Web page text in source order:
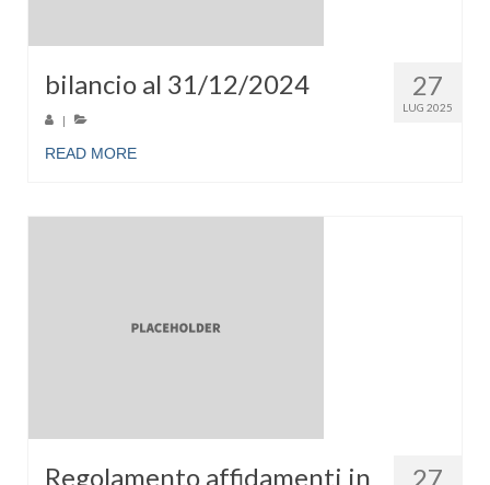
27
LUG 2025
bilancio al 31/12/2024
|
READ MORE
27
Regolamento affidamenti in